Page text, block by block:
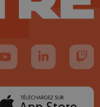
sur TikTok
Suivez-nous sur YouTube
Suivez-nous